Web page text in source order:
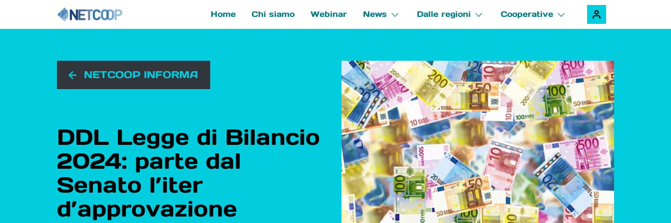
Navigazione principale
Home Chi siamo Webinar News Dalle regioni Cooperative
NETCOOP INFORMA
DDL Legge di Bilancio
2024: parte dal
Senato l’iter
d’approvazione